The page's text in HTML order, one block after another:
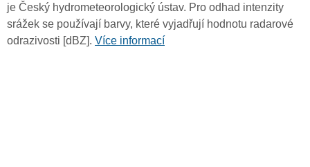
je Český hydrometeorologický ústav. Pro odhad intenzity
srážek se používají barvy, které vyjadřují hodnotu radarové
odrazivosti [dBZ]. Více informací